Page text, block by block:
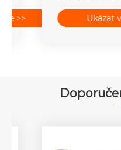
elektrického
vedení
Ukázat více